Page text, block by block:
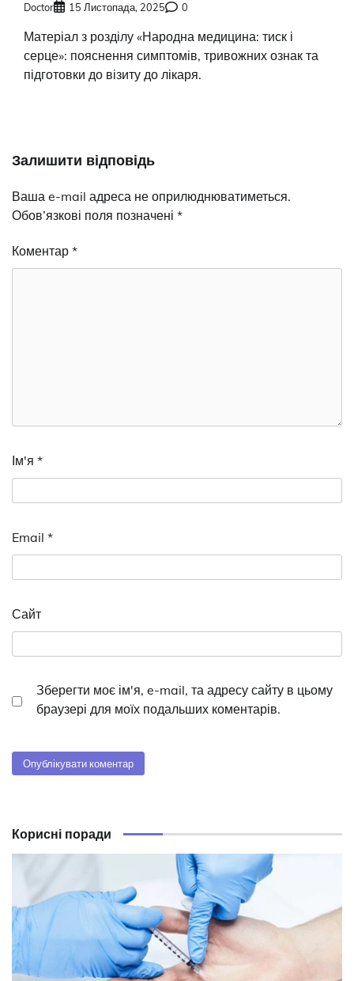
Doctor 15 Листопада, 2025 0
Матеріал з розділу «Народна медицина: тиск і
серце»: пояснення симптомів, тривожних ознак та
підготовки до візиту до лікаря.
Залишити відповідь
Ваша e-mail адреса не оприлюднюватиметься.
Обов’язкові поля позначені *
Коментар *
Ім'я *
Email *
Сайт
Зберегти моє ім'я, e-mail, та адресу сайту в цьому
браузері для моїх подальших коментарів.
Корисні поради